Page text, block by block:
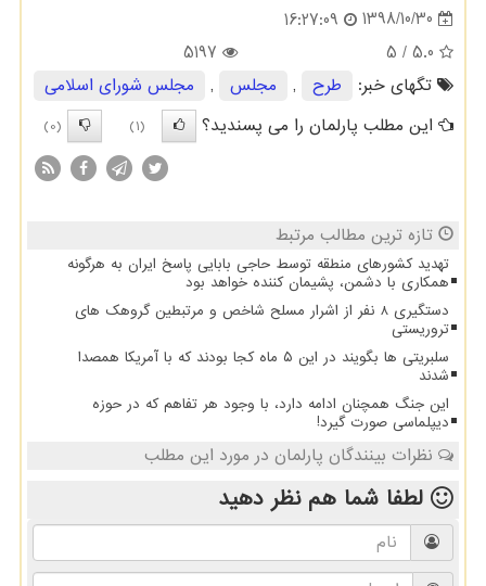
1398/10/30
16:27:09
5.0
/ 5
5197
تگهای خبر:
طرح , مجلس ,
مجلس شورای اسلامی
این مطلب پارلمان را می پسندید؟
(1)
(0)
تازه ترین مطالب مرتبط
تهدید کشورهای منطقه توسط حاجی بابایی پاسخ ایران به هرگونه
همکاری با دشمن، پشیمان کننده خواهد بود
دستگیری 8 نفر از اشرار مسلح شاخص و مرتبطین گروهک های
تروریستی
سلبریتی ها بگویند در این ۵ ماه کجا بودند که با آمریکا همصدا
شدند
این جنگ همچنان ادامه دارد، با وجود هر تفاهم که در حوزه
دیپلماسی صورت گیرد!
نظرات بینندگان پارلمان در مورد این مطلب
لطفا شما همنظر دهید